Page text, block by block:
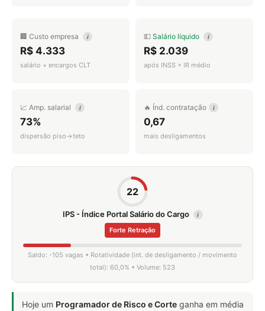
🏢 Custo empresa i
R$ 4.333
salário + encargos CLT
💵 Salário líquido i
R$ 2.039
após INSS + IR médio
📈 Amp. salarial i
73%
dispersão piso→teto
🔥 Índ. contratação i
0,67
mais desligamentos
22
IPS - Índice Portal Salário do Cargo i
Forte Retração
Saldo: -105 vagas • Rotatividade (int. de desligamento / movimento
total): 60,0% • Volume: 523
Hoje um Programador de Risco e Corte ganha em média